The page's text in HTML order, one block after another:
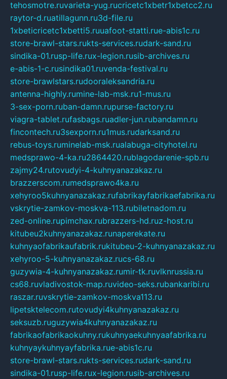
tehosmotre.ruvarieta-yug.rucricetc1xbetr1xbetcc2.ru
raytor-d.ruatillagunn.ru3d-file.ru
1xbeticricetc1xbetti5.ruuafoot-statti.rue-abis1c.ru
store-brawl-stars.rukts-services.rudark-sand.ru
sindika-01.rusp-life.rux-legion.rusib-archives.ru
e-abis-1-c.rusindika01.ruvenda-festival.ru
store-brawlstars.rudooraleksandria.ru
antenna-highly.rumine-lab-msk.ru1-mus.ru
3-sex-porn.ruban-damn.rupurse-factory.ru
viagra-tablet.rufasbags.ruadler-jun.rubandamn.ru
fincontech.ru3sexporn.ru1mus.rudarksand.ru
rebus-toys.ruminelab-msk.rualabuga-cityhotel.ru
medsprawo-4-ka.ru2864420.rublagodarenie-spb.ru
zajmy24.rutovudyi-4-kuhnyanazakaz.ru
brazzerscom.rumedsprawo4ka.ru
xehyroo5kuhnyanazakaz.rufabrikayfabrikaefabrika.ru
vskrytie-zamkov-moskva-113.rubiletnadom.ru
zed-online.rupimchax.rubrazzers-hd.ruz-host.ru
kitubeu2kuhnyanazakaz.runaperekate.ru
kuhnyaofabrikaufabrik.rukitubeu-2-kuhnyanazakaz.ru
xehyroo-5-kuhnyanazakaz.rucs-68.ru
guzywia-4-kuhnyanazakaz.rumir-tk.ruvlknrussia.ru
cs68.ruvladivostok-map.ruvideo-seks.rubankaribi.ru
raszar.ruvskrytie-zamkov-moskva113.ru
lipetsktelecom.rutovudyi4kuhnyanazakaz.ru
seksuzb.ruguzywia4kuhnyanazakaz.ru
fabrikaofabrikaokuhny.rukuhnyaekuhnyaafabrika.ru
kuhnyaykuhnyayfabrika.rue-abis1c.ru
store-brawl-stars.rukts-services.rudark-sand.ru
sindika-01.rusp-life.rux-legion.rusib-archives.ru